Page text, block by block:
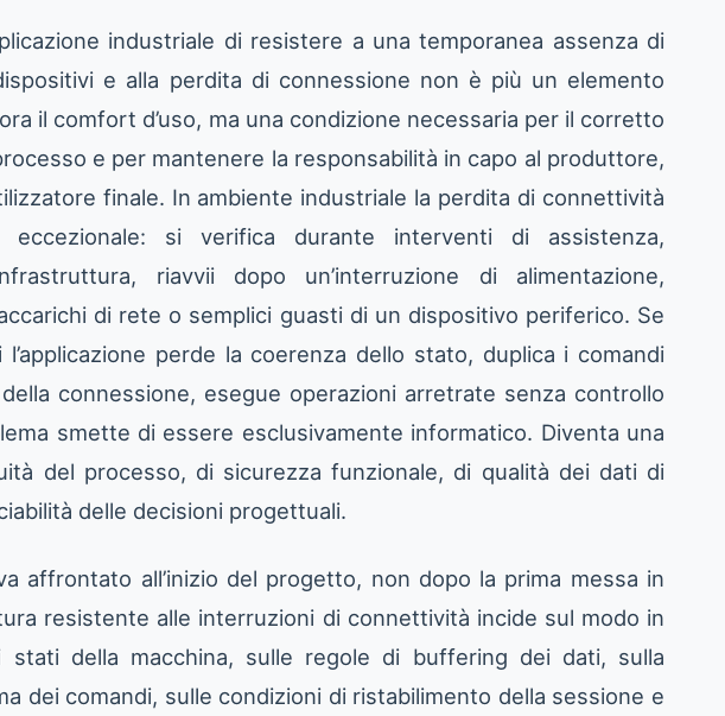
industriale di resistere a una temporanea assenza di
e alla perdita di connessione non è più un elemento
il comfort d’uso, ma una condizione necessaria per il corretto
e per mantenere la responsabilità in capo al produttore,
finale. In ambiente industriale la perdita di connettività
si verifica durante interventi di assistenza,
riavvii dopo un’interruzione di alimentazione,
di rete o semplici guasti di un dispositivo periferico. Se
perde la coerenza dello stato, duplica i comandi
connessione, esegue operazioni arretrate senza controllo
smette di essere esclusivamente informatico. Diventa una
del processo, di sicurezza funzionale, di qualità dei dati di
delle decisioni progettuali.
affrontato all’inizio del progetto, non dopo la prima messa in
resistente alle interruzioni di connettività incide sul modo in
stati della macchina, sulle regole di buffering dei dati, sulla
dei comandi, sulle condizioni di ristabilimento della sessione e